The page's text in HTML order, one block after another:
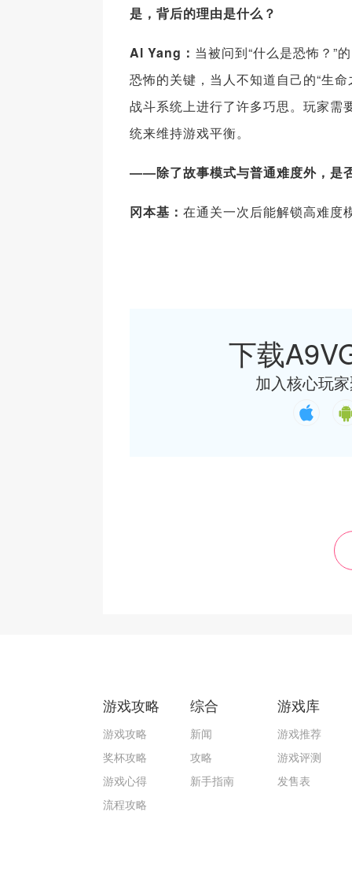
是，背后的理由是什么？
Al Yang： 当被问到“什么是恐怖？”
恐怖的关键，当人不知道自己的“生
战斗系统上进行了许多巧思。玩家需
统来维持游戏平衡。
——除了故事模式与普通难度外，是
冈本基： 在通关一次后能解锁高难度
下载
加入核心玩
游戏攻略
游戏攻略
奖杯攻略
游戏心得
流程攻略
综合
新闻
攻略
新手指南
游戏库
游戏推荐
游戏评测
发售表